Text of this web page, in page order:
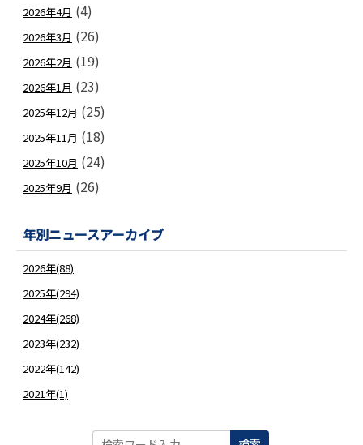
2026年4月 (4)
2026年3月 (26)
2026年2月 (19)
2026年1月 (23)
2025年12月 (25)
2025年11月 (18)
2025年10月 (24)
2025年9月 (26)
年別ニュースアーカイブ
2026年(88)
2025年(294)
2024年(268)
2023年(232)
2022年(142)
2021年(1)